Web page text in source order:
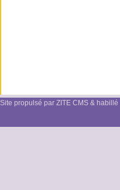
Site propulsé par ZITE CMS &